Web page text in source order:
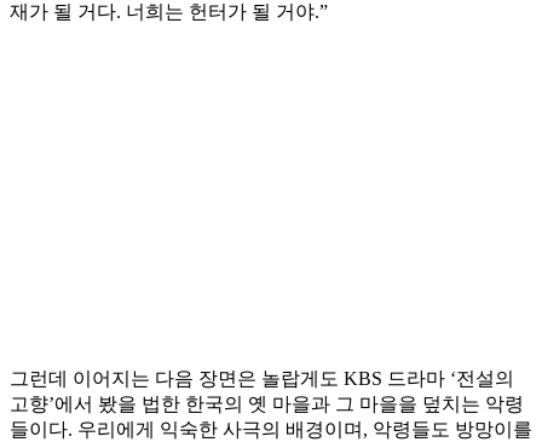
재가 될 거다. 너희는 헌터가 될 거야.”
그런데 이어지는 다음 장면은 놀랍게도 KBS 드라마 ‘전설의
고향’에서 봤을 법한 한국의 옛 마을과 그 마을을 덮치는 악령
들이다. 우리에게 익숙한 사극의 배경이며, 악령들도 방망이를